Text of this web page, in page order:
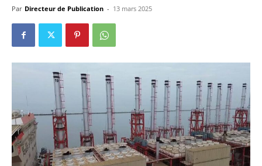
Par Directeur de Publication - 13 mars 2025